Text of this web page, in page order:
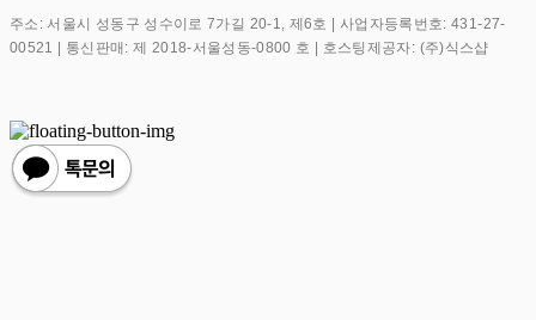
주소: 서울시 성동구 성수이로 7가길 20-1, 제6호 | 사업자등록번호:431-27-
00521
| 통신판매:제 2018-서울성동-0800 호 | 호스팅제공자: (주)식스샵